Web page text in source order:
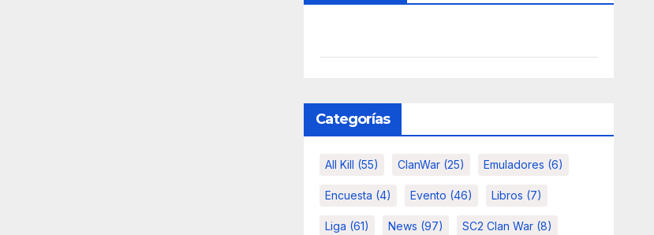
Categorías
All Kill (55) ClanWar (25) Emuladores (6)
Encuesta (4) Evento (46) Libros (7)
Liga (61) News (97) SC2 Clan War (8)